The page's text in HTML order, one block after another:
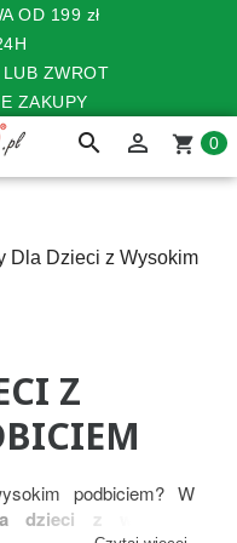
OD 199 zł
ZWROT
ZAKUPY
search  shopping_cart 0
Dla Dzieci z Wysokim
Z
podbiciem? W
dzieci z wysokim